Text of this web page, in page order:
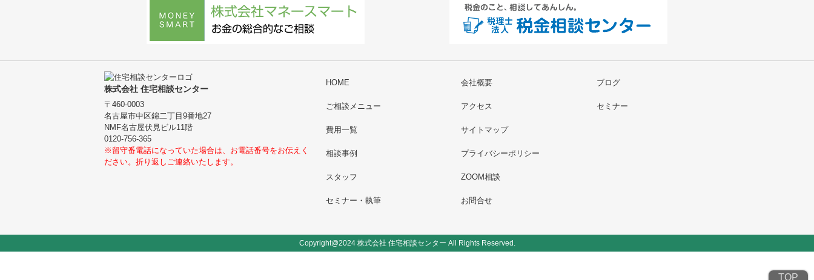
株式会社 住宅相談センター
〒460-0003
名古屋市中区錦二丁目9番地27
NMF名古屋伏見ビル11階
0120-756-365
※留守番電話になっていた場合は、お電話番号をお伝えく
ださい。折り返しご連絡いたします。
HOME
ご相談メニュー
費用一覧
相談事例
スタッフ
セミナー・執筆
会社概要
アクセス
サイトマップ
プライバシーポリシー
ZOOM相談
お問合せ
ブログ
セミナー
Copyright@2024 株式会社 住宅相談センター All Rights Reserved.
TOP